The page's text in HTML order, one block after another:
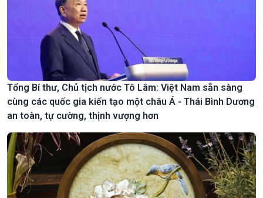
Tổng Bí thư, Chủ tịch nước Tô Lâm: Việt Nam sẵn sàng
cùng các quốc gia kiến tạo một châu Á - Thái Bình Dương
an toàn, tự cường, thịnh vượng hơn